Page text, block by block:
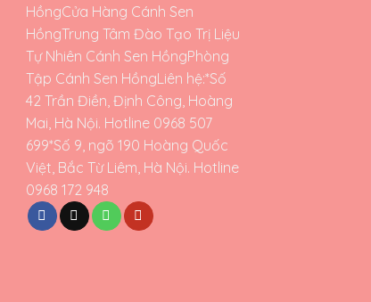
HồngCửa Hàng Cánh Sen
HồngTrung Tâm Đào Tạo Trị Liệu
Tự Nhiên Cánh Sen HồngPhòng
Tập Cánh Sen HồngLiên hệ:*Số
42 Trần Điền, Định Công, Hoàng
Mai, Hà Nội. Hotline 0968 507
699*Số 9, ngõ 190 Hoàng Quốc
Việt, Bắc Từ Liêm, Hà Nội. Hotline
0968 172 948